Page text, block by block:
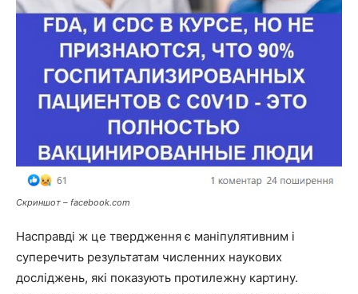
Скриншот – facebook.com
Насправді ж це твердження є маніпулятивним і
суперечить результатам численних наукових
досліджень, які показують протилежну картину.